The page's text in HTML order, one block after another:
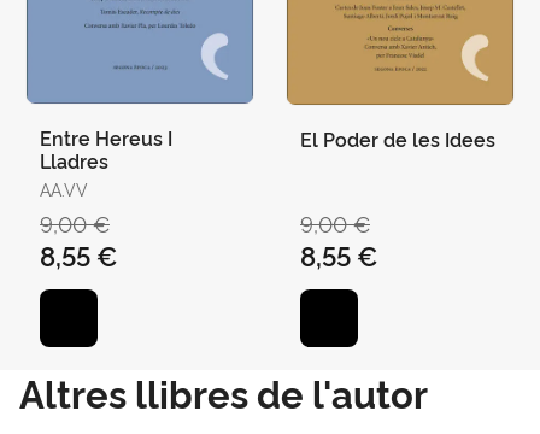
Entre Hereus I
Lladres
AA.VV
9,00 €
8,55 €
El Poder de les Idees
9,00 €
8,55 €
Altres llibres de l'autor